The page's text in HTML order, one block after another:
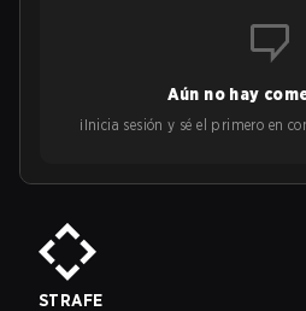
Aún no hay
¡Inicia sesión y sé el primero en
STRAFE